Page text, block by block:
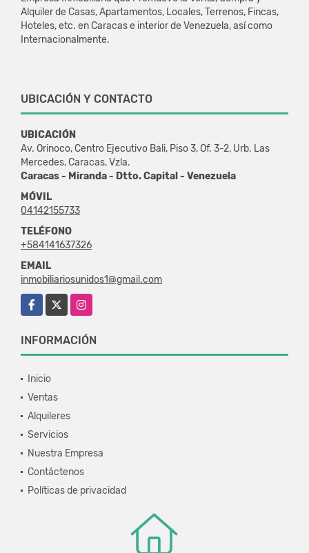
Alquiler de Casas, Apartamentos, Locales, Terrenos, Fincas,
Hoteles, etc. en Caracas e interior de Venezuela, así como
Internacionalmente.
UBICACIÓN Y CONTACTO
UBICACIÓN
Av. Orinoco, Centro Ejecutivo Bali, Piso 3, Of. 3-2, Urb. Las
Mercedes, Caracas, Vzla.
Caracas - Miranda - Dtto. Capital - Venezuela
MÓVIL
04142155733
TELÉFONO
+584141637326
EMAIL
inmobiliariosunidos1@gmail.com
Facebook
Instagram
INFORMACIÓN
Inicio
Ventas
Alquileres
Servicios
Nuestra Empresa
Contáctenos
Políticas de privacidad